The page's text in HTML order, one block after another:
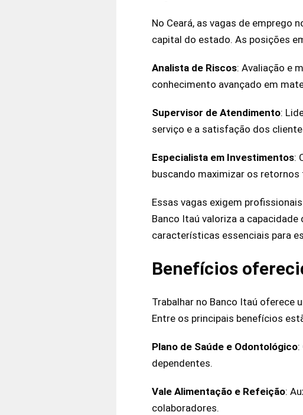
No Ceará, as vagas de emprego
capital do estado. As posições
Analista de Riscos: Avaliação e
conhecimento avançado em
Supervisor de Atendimento:
serviço e a satisfação dos
Especialista em Investimentos:
buscando maximizar os retornos
Essas vagas exigem
Banco Itaú valoriza a
características essenciais para
Benefícios
Trabalhar no Banco Itaú oferece
Entre os principais benefícios
Plano de Saúde e Odontológico:
dependentes.
Vale Alimentação e Refeição:
colaboradores.